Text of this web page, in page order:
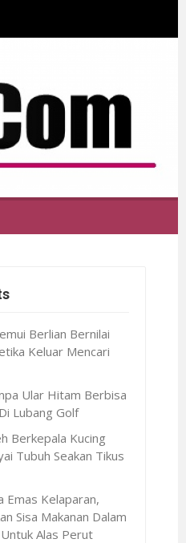
Berlian Bernilai
Keluar Mencari
Ular Hitam Berbisa
Lubang Golf
Berkepala Kucing
Tubuh Seakan Tikus
Emas Kelaparan,
Sisa Makanan Dalam
Alas Perut